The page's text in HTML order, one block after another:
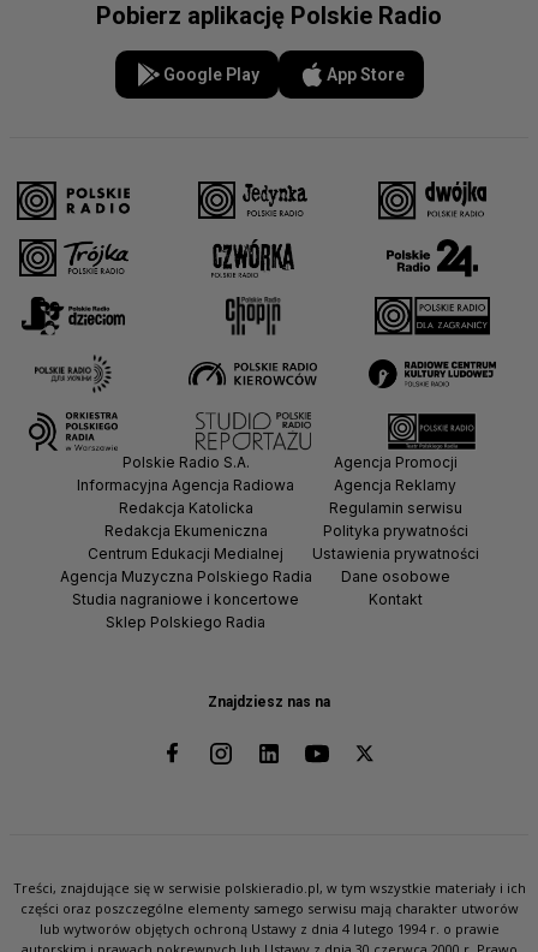
Pobierz aplikację Polskie Radio
Google Play App Store
Znajdziesz nas na
Polskie Radio S.A.
Informacyjna Agencja Radiowa
Redakcja Katolicka
Redakcja Ekumeniczna
Centrum Edukacji Medialnej
Agencja Muzyczna Polskiego Radia
Studia nagraniowe i koncertowe
Sklep Polskiego Radia
Agencja Promocji
Agencja Reklamy
Regulamin serwisu
Polityka prywatności
Ustawienia prywatności
Dane osobowe
Kontakt
Treści, znajdujące się w serwisie polskieradio.pl, w tym wszystkie materiały i ich
części oraz poszczególne elementy samego serwisu mają charakter utworów
lub wytworów objętych ochroną Ustawy z dnia 4 lutego 1994 r. o prawie